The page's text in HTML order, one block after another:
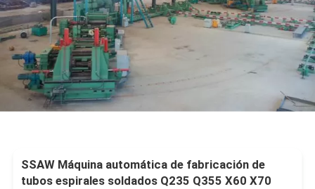
SSAW Máquina automática de fabricación de
tubos espirales soldados Q235 Q355 X60 X70